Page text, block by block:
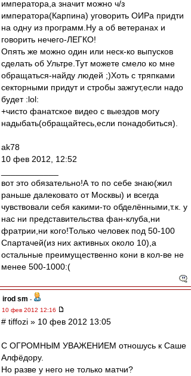
императора,а значит можно ч/з
императора(Карпина) уговорить ОИРа придти
на одну из программ.Ну а об ветеранах и
говорить нечего-ЛЕГКО!
Опять же можно один или неск-ко выпусков
сделать об Ультре.Тут можете смело ко мне
обращаться-найду людей ;)Хоть с тряпками
секторными придут и стробы зажгут,если надо
будет :lol:
+чисто фанатское видео с выездов могу
надыбать(обращайтесь,если понадобиться).
ak78
10 фев 2012, 12:52
вот это обязательно!А то по себе знаю(жил
раньше далековато от Москвы) и всегда
чувствовали себя какими-то обделёнными,т.к. у
нас ни представительства фан-клуба,ни
фратрии,ни кого!Только человек под 50-100
Спартачей(из них активных около 10),а
остальные преимущественно кони в кол-ве не
менее 500-1000:(
irod sm -
10 фев 2012 12:16
# tiffozi » 10 фев 2012 13:05
С ОГРОМНЫМ УВАЖЕНИЕМ отношусь к Саше
Алфёдору.
Но разве у него не только матчи?